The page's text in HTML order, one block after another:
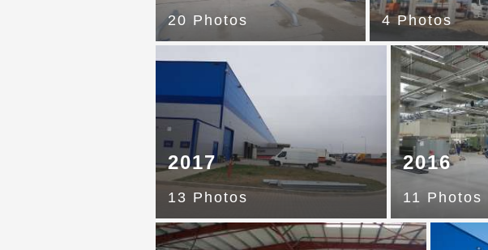
20 Photos 4 Photos
2017
13 Photos
2016
11 Photos